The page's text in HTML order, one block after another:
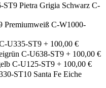
Pietra Grigia Schwarz C-
Premiumweiß C-W1000-
U335-ST9 + 100,00 €
C-U638-ST9 + 100,00 €
C-U125-ST9 + 100,00 €
Santa Fe Eiche